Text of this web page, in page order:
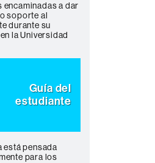
encaminadas a dar
soporte al
durante su
la Universidad
Guía del
estudiante
está pensada
para los